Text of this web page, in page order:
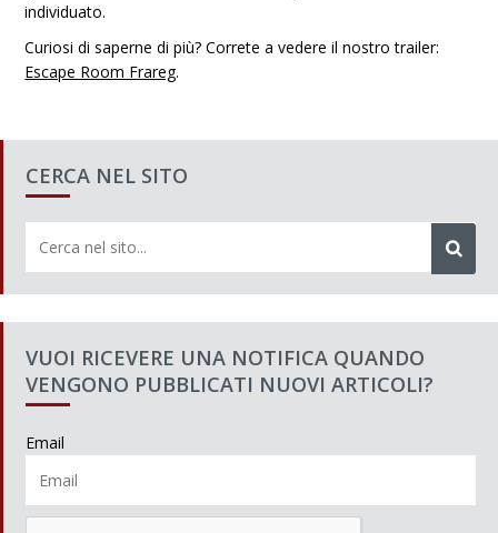
individuato.
Curiosi di saperne di più? Correte a vedere il nostro trailer:
Escape Room Frareg.
CERCA NEL SITO
VUOI RICEVERE UNA NOTIFICA QUANDO
VENGONO PUBBLICATI NUOVI ARTICOLI?
Email